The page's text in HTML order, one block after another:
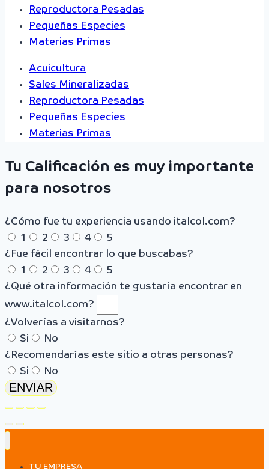
Reproductora Pesadas
Pequeñas Especies
Materias Primas
Acuicultura
Sales Mineralizadas
Reproductora Pesadas
Pequeñas Especies
Materias Primas
Tu Calificación es muy importante
para nosotros
¿Cómo fue tu experiencia usando italcol.com?
1
2 3 4
5
¿Fue fácil encontrar lo que buscabas?
1
2 3 4
5
¿Qué otra información te gustaría encontrar en
www.italcol.com?
¿Volverías a visitarnos?
Si
No
¿Recomendarías este sitio a otras personas?
Si
No
ENVIAR
TU EMPRESA